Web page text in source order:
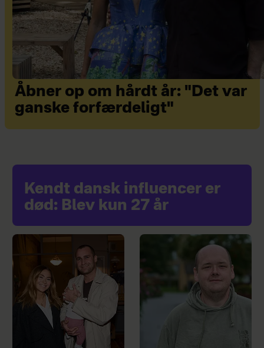
Åbner op om hårdt år: "Det var
ganske forfærdeligt"
Kendt dansk influencer er
død: Blev kun 27 år